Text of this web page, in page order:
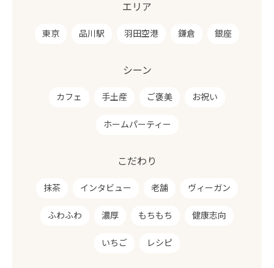
エリア
東京 品川駅 羽田空港 鎌倉 銀座
シーン
カフェ 手土産 ご褒美 お祝い
ホームパーティー
こだわり
抹茶 インタビュー 老舗 ヴィーガン
ふわふわ 濃厚 もちもち 健康志向
いちご レシピ